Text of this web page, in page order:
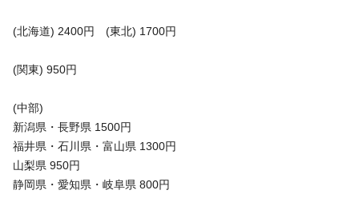
(北海道) 2400円 (東北) 1700円
(関東) 950円
(中部)
新潟県・長野県 1500円
福井県・石川県・富山県 1300円
山梨県 950円
静岡県・愛知県・岐阜県 800円